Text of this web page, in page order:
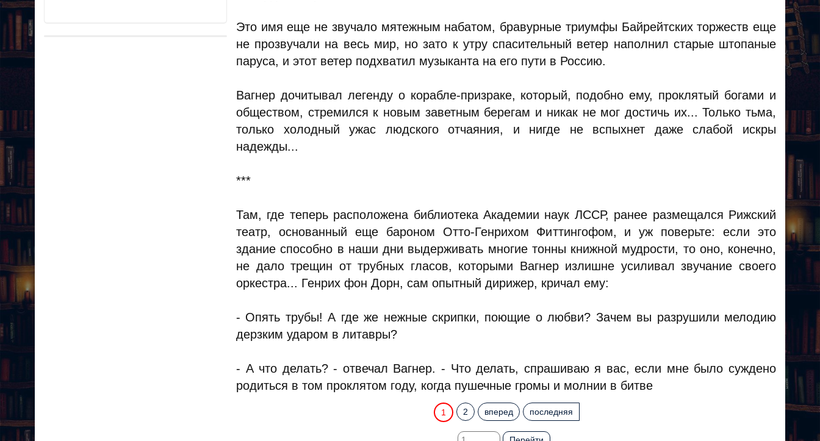
Это имя еще не звучало мятежным набатом, бравурные триумфы Байрейтских торжеств еще
не прозвучали на весь мир, но зато к утру спасительный ветер наполнил старые штопаные
паруса, и этот ветер подхватил музыканта на его пути в Россию.
Вагнер дочитывал легенду о корабле-призраке, который, подобно ему, проклятый богами и
обществом, стремился к новым заветным берегам и никак не мог достичь их... Только тьма,
только холодный ужас людского отчаяния, и нигде не вспыхнет даже слабой искры
надежды...
***
Там, где теперь расположена библиотека Академии наук ЛССР, ранее размещался Рижский
театр, основанный еще бароном Отто-Генрихом Фиттингофом, и уж поверьте: если это
здание способно в наши дни выдерживать многие тонны книжной мудрости, то оно, конечно,
не дало трещин от трубных гласов, которыми Вагнер излишне усиливал звучание своего
оркестра... Генрих фон Дорн, сам опытный дирижер, кричал ему:
- Опять трубы! А где же нежные скрипки, поющие о любви? Зачем вы разрушили мелодию
дерзким ударом в литавры?
- А что делать? - отвечал Вагнер. - Что делать, спрашиваю я вас, если мне было суждено
родиться в том проклятом году, когда пушечные громы и молнии в битве
1 2 вперед последняя